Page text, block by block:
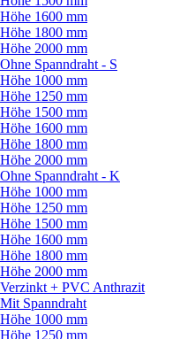
Höhe 1600 mm
Höhe 1800 mm
Höhe 2000 mm
Ohne Spanndraht - S
Höhe 1000 mm
Höhe 1250 mm
Höhe 1500 mm
Höhe 1600 mm
Höhe 1800 mm
Höhe 2000 mm
Ohne Spanndraht - K
Höhe 1000 mm
Höhe 1250 mm
Höhe 1500 mm
Höhe 1600 mm
Höhe 1800 mm
Höhe 2000 mm
Verzinkt + PVC Anthrazit
Mit Spanndraht
Höhe 1000 mm
Höhe 1250 mm